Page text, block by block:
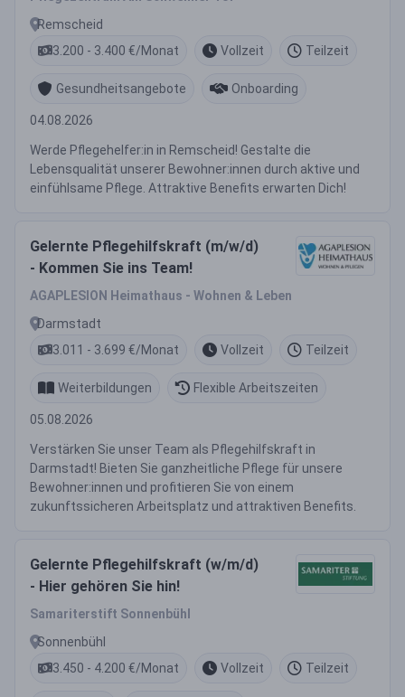
Remscheid
3.200 - 3.400 €/Monat
Vollzeit Teilzeit
Gesundheitsangebote Onboarding
04.08.2026
Werde Pflegehelfer:in in Remscheid! Gestalte die
Lebensqualität unserer Bewohner:innen durch aktive und
einfühlsame Pflege. Attraktive Benefits erwarten Dich!
Gelernte Pflegehilfskraft (m/w/d)
- Kommen Sie ins Team!
AGAPLESION Heimathaus - Wohnen & Leben
Darmstadt
3.011 - 3.699 €/Monat
Vollzeit Teilzeit
Weiterbildungen Flexible Arbeitszeiten
05.08.2026
Verstärken Sie unser Team als Pflegehilfskraft in
Darmstadt! Bieten Sie ganzheitliche Pflege für unsere
Bewohner:innen und profitieren Sie von einem
zukunftssicheren Arbeitsplatz und attraktiven Benefits.
Gelernte Pflegehilfskraft (w/m/d)
- Hier gehören Sie hin!
Samariterstift Sonnenbühl
Sonnenbühl
3.450 - 4.200 €/Monat
Vollzeit Teilzeit